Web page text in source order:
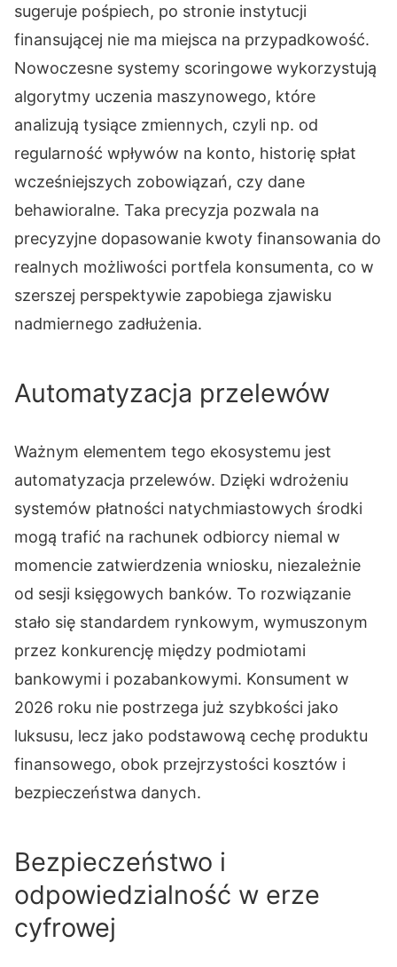
sugeruje pośpiech, po stronie instytucji
finansującej nie ma miejsca na przypadkowość.
Nowoczesne systemy scoringowe wykorzystują
algorytmy uczenia maszynowego, które
analizują tysiące zmiennych, czyli np. od
regularność wpływów na konto, historię spłat
wcześniejszych zobowiązań, czy dane
behawioralne. Taka precyzja pozwala na
precyzyjne dopasowanie kwoty finansowania do
realnych możliwości portfela konsumenta, co w
szerszej perspektywie zapobiega zjawisku
nadmiernego zadłużenia.
Automatyzacja przelewów
Ważnym elementem tego ekosystemu jest
automatyzacja przelewów. Dzięki wdrożeniu
systemów płatności natychmiastowych środki
mogą trafić na rachunek odbiorcy niemal w
momencie zatwierdzenia wniosku, niezależnie
od sesji księgowych banków. To rozwiązanie
stało się standardem rynkowym, wymuszonym
przez konkurencję między podmiotami
bankowymi i pozabankowymi. Konsument w
2026 roku nie postrzega już szybkości jako
luksusu, lecz jako podstawową cechę produktu
finansowego, obok przejrzystości kosztów i
bezpieczeństwa danych.
Bezpieczeństwo i
odpowiedzialność w erze
cyfrowej